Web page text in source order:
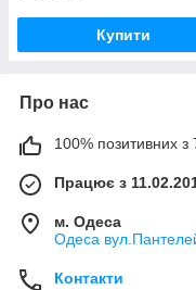
Купити
Про нас
100% позитивних з
Працює з
м. Одеса
Одеса
Контакти